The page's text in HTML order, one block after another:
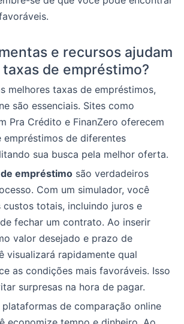
e recursos ajudam
de empréstimo?
melhores taxas de empréstimos,
são essenciais. Sites como
Pra Crédito e FinanZero oferecem
empréstimos de diferentes
sua busca pela melhor oferta.
empréstimo são verdadeiros
Com um simulador, você
custos totais, incluindo juros e
fechar um contrato. Ao inserir
valor desejado e prazo de
visualizará rapidamente qual
as condições mais favoráveis. Isso
surpresas na hora de pagar.
plataformas de comparação online